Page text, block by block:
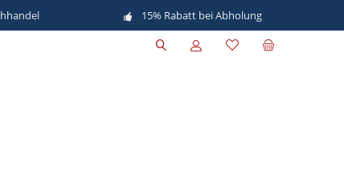
15% Rabatt bei Abholung